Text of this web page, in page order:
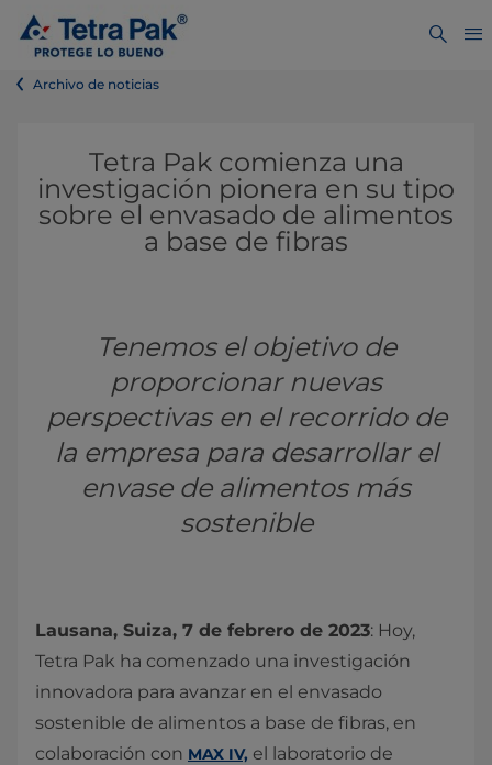
Archivo de noticias
Tetra Pak comienza una
investigación pionera en su tipo
sobre el envasado de alimentos
a base de fibras
Tenemos el objetivo de
proporcionar nuevas
perspectivas en el recorrido de
la empresa para desarrollar el
envase de alimentos más
sostenible
Lausana, Suiza, 7 de febrero de 2023: Hoy,
Tetra Pak ha comenzado una investigación
innovadora para avanzar en el envasado
sostenible de alimentos a base de fibras, en
colaboración con MAX IV, el laboratorio de